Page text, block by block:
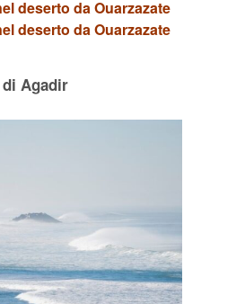
deserto da Ouarzazate
deserto da Ouarzazate
Agadir